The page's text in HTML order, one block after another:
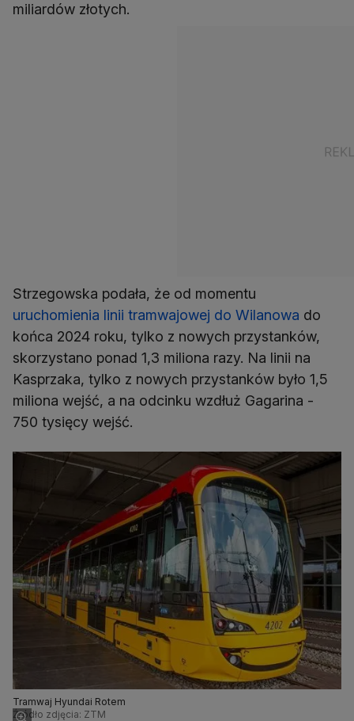
miliardów złotych.
Strzegowska podała, że od momentu
uruchomienia linii tramwajowej do Wilanowa do
końca 2024 roku, tylko z nowych przystanków,
skorzystano ponad 1,3 miliona razy. Na linii na
Kasprzaka, tylko z nowych przystanków było 1,5
miliona wejść, a na odcinku wzdłuż Gagarina -
750 tysięcy wejść.
Tramwaj Hyundai Rotem
Źródło zdjęcia: ZTM